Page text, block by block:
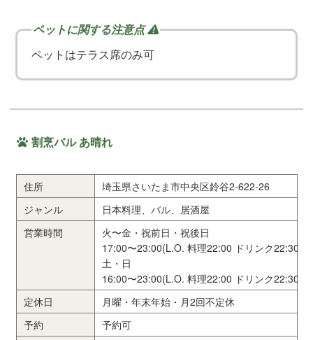
ペットはテラス席のみ可
割烹バル あ晴れ
住所
埼玉県さいたま市中央区鈴谷2-622-26
ジャンル
日本料理、バル、居酒屋
営業時間
火〜金・祝前日・祝後日
17:00〜23:00(L.O. 料理22:00 ドリンク22:30)
土・日
16:00〜23:00(L.O. 料理22:00 ドリンク22:30)
定休日
月曜・年末年始・月2回不定休
予約
予約可